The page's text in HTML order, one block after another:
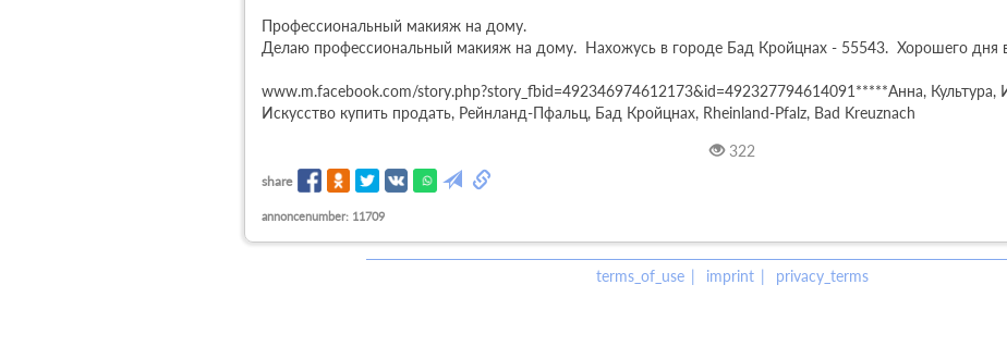
Профессиональный макияж на дому.
Делаю профессиональный макияж на дому.  Нахожусь в городе Бад Кройцнах - 55543.  Хорошего дня
www.m.facebook.com/story.php?story_fbid=492346974612173&id=492327794614091*****Анна, Культура,
Искусство купить продать, Рейнланд-Пфальц, Бад Кройцнах, Rheinland-Pfalz, Bad Kreuznach
322
share
annoncenumber: 11709
terms_of_use imprint privacy_terms